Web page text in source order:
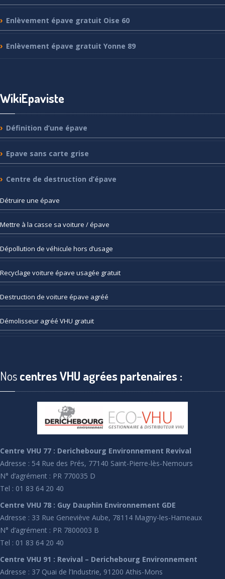
Enlèvement épave gratuit Oise 60
Enlèvement épave gratuit Yonne 89
WikiEpaviste
Définition d’une épave
Epave sans carte grise
Centre de destruction d’épave
Détruire une épave
Mettre à la casse sa voiture / épave
Dépollution de véhicule hors d’usage
Recyclage voiture épave usagée gratuit
Destruction de voiture épave agréé
Démolisseur agréé VHU gratuit
Noscentres VHU agrées partenaires :
Centre VHU 77 : Derichebourg Environnement Revival
Adresse : 54 Rue des Prés, 77140 Saint-Pierre-lès-Nemours
N° d’agrément : PR 770035 D
Tel : 01 83 64 20 40
Centre VHU 78 : Guy Dauphin Environnement GDE
Adresse : 33 Rue Geneviève Aube, 78114 Magny-les-Hameaux
N° d’agrément : PR 7800003 B
Tel : 01 83 64 20 40
Centre VHU 91 : Revival – Derichebourg Environnement
Adresse : 37 Quai de l’Industrie, 91200 Athis-Mons